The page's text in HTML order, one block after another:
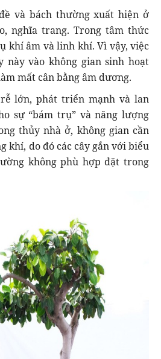
và bách thường xuất hiện ở
nghĩa trang. Trong tâm thức
khí âm và linh khí. Vì vậy, việc
này vào không gian sinh hoạt
mất cân bằng âm dương.
lớn, phát triển mạnh và lan
sự “bám trụ” và năng lượng
thủy nhà ở, không gian cần
khí, do đó các cây gắn với biểu
không phù hợp đặt trong